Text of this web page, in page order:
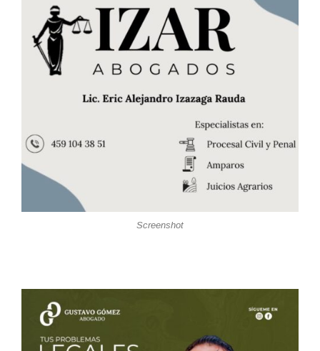
Screenshot